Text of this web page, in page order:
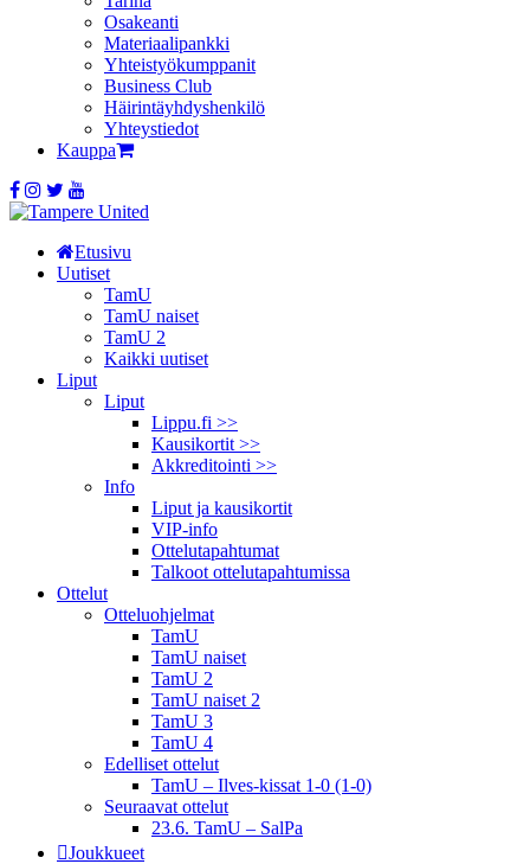
Osakeanti
Materiaalipankki
Yhteistyö­kumppanit
Business Club
Häirintä­yhdyshenkilö
Yhteystiedot
Kauppa
Etusivu
Uutiset
TamU
TamU naiset
TamU 2
Kaikki uutiset
Liput
Liput
Lippu.fi >>
Kausikortit >>
Akkreditointi >>
Info
Liput ja kausikortit
VIP-info
Ottelutapahtumat
Talkoot ottelu­tapahtumissa
Ottelut
Otteluohjelmat
TamU
TamU naiset
TamU 2
TamU naiset 2
TamU 3
TamU 4
Edelliset ottelut
TamU – Ilves-kissat 1-0 (1-0)
Seuraavat ottelut
23.6. TamU – SalPa
Joukkueet